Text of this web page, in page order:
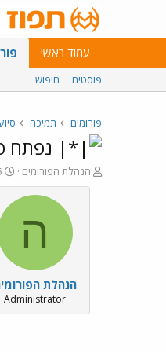
עמוד ראשי
פוסטים חיפוש
פורומים תמיכה
נפתח
פ
ו
הנהלת הפורומים
ו
ס
ת
ה
הנהלת
Administrator